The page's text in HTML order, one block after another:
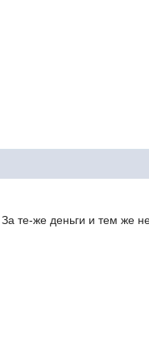
те-же деньги и тем же